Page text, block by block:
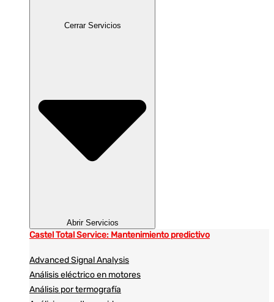
Cerrar Servicios
Abrir Servicios
Castel Total Service: Mantenimiento predictivo
Advanced Signal Analysis
Análisis eléctrico en motores
Análisis por termografía